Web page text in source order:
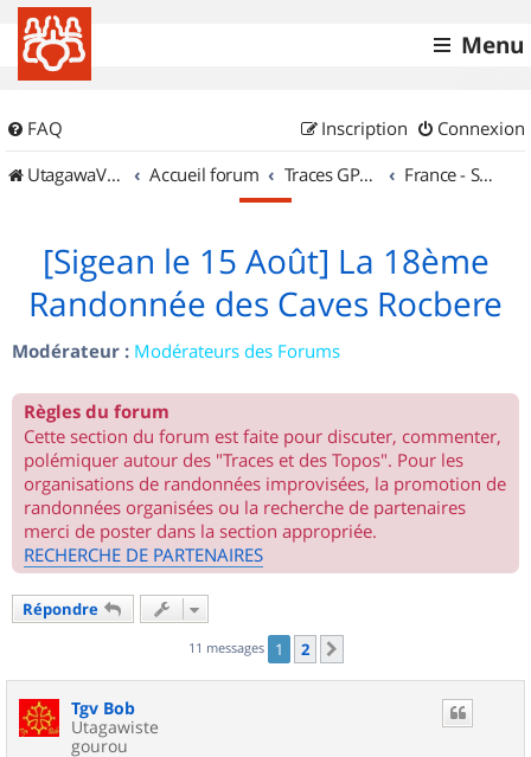
Menu
FAQ Connexion
Inscription
UtagawaVTT (Randos VTT et VTTAE avec traces GPS)
Accueil forum Traces GPS de randos VTT France - Sud Ouest
[Sigean le 15 Août] La 18ème
Randonnée des Caves Rocbere
Modérateur : Modérateurs des Forums
Règles du forum
Cette section du forum est faite pour discuter, commenter,
polémiquer autour des "Traces et des Topos". Pour les
organisations de randonnées improvisées, la promotion de
randonnées organisées ou la recherche de partenaires
merci de poster dans la section appropriée.
RECHERCHE DE PARTENAIRES
Répondre
11 messages 1 2
Tgv Bob
Utagawiste
gourou